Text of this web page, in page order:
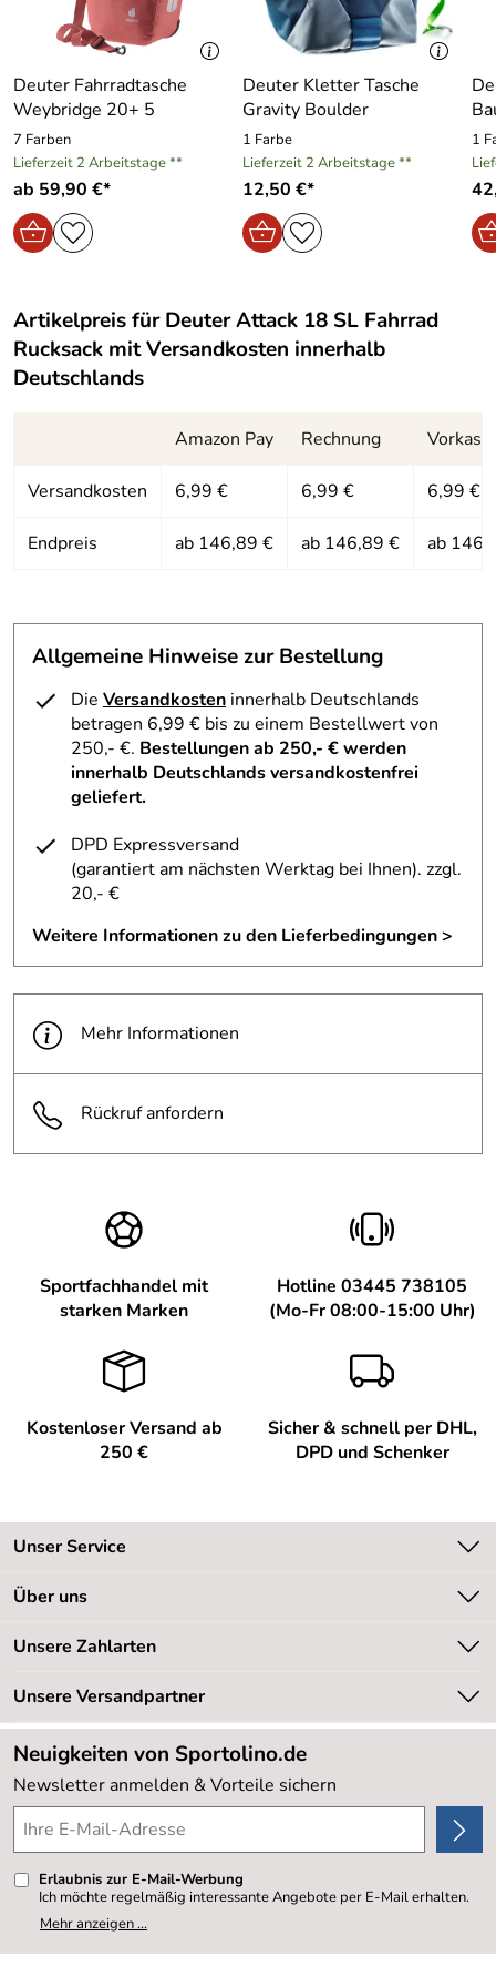
Schlauchführungsvorrichtungen an beiden Schulterträgern.
Mit Kompressionsriemen.
Hersteller: deuter Sport GmbH, Daimlerstraße 23, 86368
Gersthofen, https://www.deuter.com
Deuter Fahrradtasche
Weybridge 20+ 5
7 Farben
Lieferzeit 2 Arbeitstage **
ab 59,90 €*
Deuter Kletter Tasche
Gravity Boulder
1 Farbe
Lieferzeit 2 Arbeitstage **
12,50 €*
1
Artikelpreis fürDeuter Attack 18 SL Fahrrad
Rucksack mit Versandkosten innerhalb
Deutschlands
Amazon Pay Rechnung
Versandkosten 6,99 € 6,99 € 6,99 €
Endpreis ab 146,89 € ab 146,89 € ab
Allgemeine Hinweise zur Bestellung
Die Versandkosten innerhalb Deutschlands
betragen 6,99 € bis zu einem Bestellwert von
250,- €. Bestellungen ab 250,- € werden
innerhalb Deutschlands versandkostenfrei
geliefert.
DPD Expressversand
(garantiert am nächsten Werktag bei Ihnen). zzgl.
20,- €
Weitere Informationen zu den Lieferbedingungen >
Mehr Informationen
Rückruf anfordern
Sportfachhandel mit
starken Marken
Hotline 03445 738105
(Mo-Fr 08:00-15:00 Uhr)
Kostenloser Versand ab
250 €
Sicher & schnell per DHL,
DPD und Schenker
Unser Service
Kontakt
Newsletter
Retourenabwicklung
Lieferbedingungen
Kundenlogin
Über uns
Unsere Bestseller
Neu
Sale %
Kundenbewertungen (20.177)
4,8/5*****
Unsere Zahlarten
Unsere Versandpartner
Neuigkeiten von Sportolino.de
Newsletter anmelden & Vorteile sichern
Erlaubnis zur E-Mail-Werbung
Ich möchte regelmäßig interessante Angebote per E-Mail erhalten.
Meine E-Mail-Adresse wird nicht an andere Unternehmen
weitergegeben. Zu statistischen Zwecken wird in anonymer Form
Mehr anzeigen ...